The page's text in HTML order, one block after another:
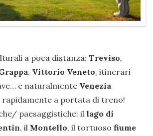
a poca distanza: Treviso,
, Vittorio Veneto, itinerari
e naturalmente Venezia
rapidamente a portata di treno!
paesaggistiche: il lago di
, il Montello, il tortuoso fiume